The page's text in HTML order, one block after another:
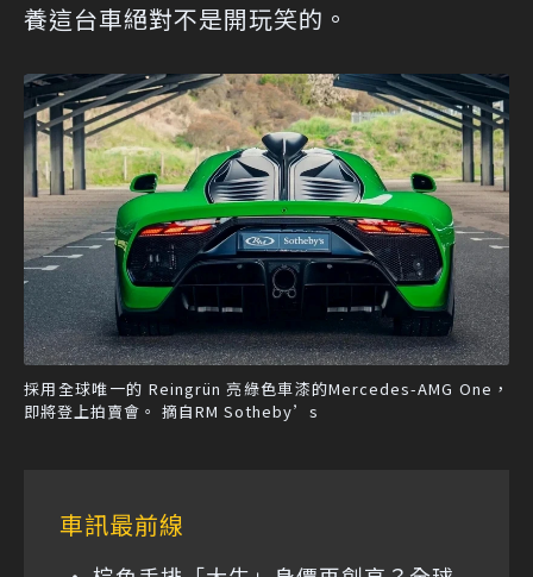
養這台車絕對不是開玩笑的。
採用全球唯一的 Reingrün 亮綠色車漆的Mercedes-AMG One，
即將登上拍賣會。 摘自RM Sotheby’s
車訊最前線